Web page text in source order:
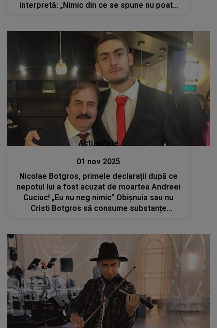
interpretă: „Nimic din ce se spune nu poate
Actualitate
01 nov 2025
Nicolae Botgros, primele declarații după ce
nepotul lui a fost acuzat de moartea Andreei
Cuciuc! „Eu nu neg nimic” Obișnuia sau nu
Cristi Botgros să consume substanțe